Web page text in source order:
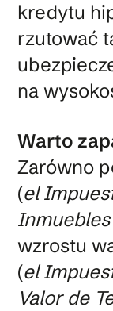
kredytu
rzutować
na
Warto
Zarówno
(el
wzrostu
(el
Valor de